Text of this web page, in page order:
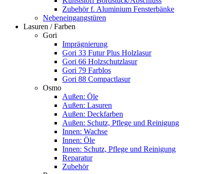
Zubehör f. Aluminium Fensterbänke
Nebeneingangstüren
Lasuren / Farben
Gori
Imprägnierung
Gori 33 Futur Plus Holzlasur
Gori 66 Holzschutzlasur
Gori 79 Farblos
Gori 88 Compactlasur
Osmo
Außen: Öle
Außen: Lasuren
Außen: Deckfarben
Außen: Schutz, Pflege und Reinigung
Innen: Wachse
Innen: Öle
Innen: Schutz, Pflege und Reinigung
Reparatur
Zubehör